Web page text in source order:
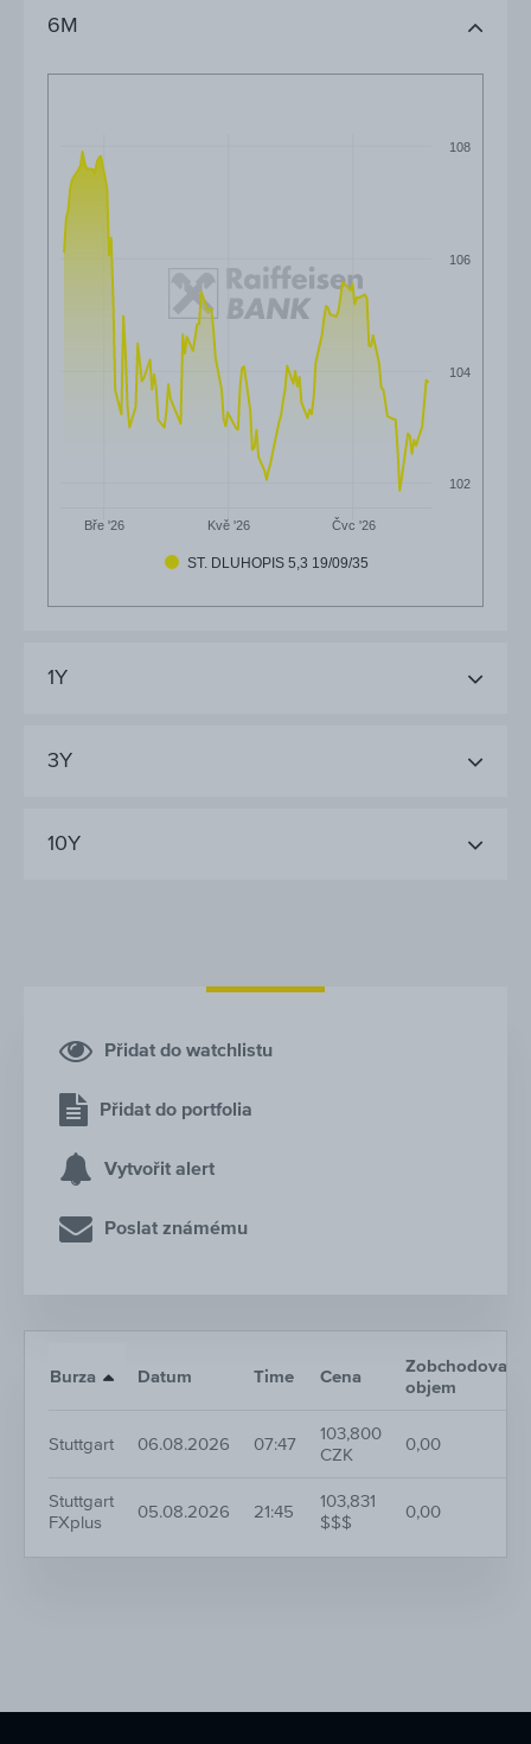
6M
ST. DLUHOPIS 5,3 19/09/35
Bře '26 Kvě '26 Čvc '26
102
104
106
108
1Y
3Y
10Y
Přidat do watchlistu
Přidat do portfolia
Vytvořit alert
Poslat známému
Burza Datum Time Cena
Zobchodovaný
objem
Stuttgart 06.08.2026 07:47
103,800
CZK
0,00
Stuttgart
FXplus
05.08.2026 21:45
103,831
$$$
0,00